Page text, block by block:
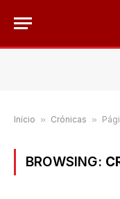
Início » Crónicas »
BROWSING: